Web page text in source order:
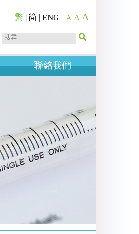
繁 | 简 | ENG A A A
聯絡我們